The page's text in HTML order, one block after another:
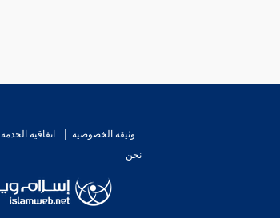
وثيقة الخصوصية اتفاقية الخدمة
نحن